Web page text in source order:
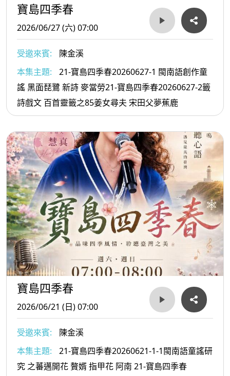
寶島四季春
2026/06/27 (六) 07:00
受邀來賓:
陳金溪
本集主題:
21-寶島四季春20260627-1 閩南語創作童
謠 黑面琵鷺 新詩 麥當勞21-寶島四季春20260627-2籤
詩戲文 百首靈籤之85姜女尋夫 宋田父夢蕉鹿
寶島四季春
2026/06/21 (日) 07:00
受邀來賓:
陳金溪
本集主題:
21-寶島四季春20260621-1-1閩南語童謠研
究 之蕃邁開花 贅婿 指甲花 阿南 21-寶島四季春